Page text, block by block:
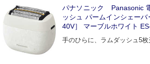
パナソニック Panasonic
ッシュ パームインシェー
40V］ マーブルホワイト
手のひらに、ラムダッシュ5枚